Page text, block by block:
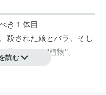
き１体目
殺された娘とバラ、そし
作り出した"植物"。
読む